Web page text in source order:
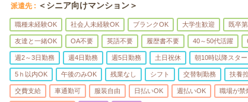
派遣先 ＜シニア向けマンション＞
職種未経験OK 社会人未経験OK ブランクOK 大学生歓迎 既卒
友達と一緒OK OA不要 英語不要 履歴書不要 40～50代活躍
週2～3日勤務 週4日勤務 週5日勤務 土日祝休 朝10時以降スター
5ｈ以内OK 午後のみOK 残業なし シフト 交替制勤務 扶養
交費支給 車通勤可 服装自由 日払いOK 週払いOK 職場が禁